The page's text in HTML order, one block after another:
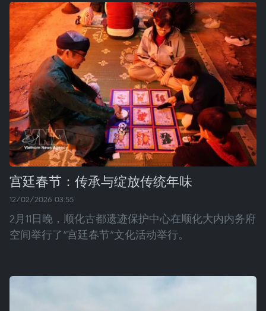
宫廷春节：传承与绽放传统年味
12/02/2026 03:55
2月11日晚，顺化古都遗迹保护中心在顺化大内内务府
空间举行了“宫廷春节”文化活动举行。